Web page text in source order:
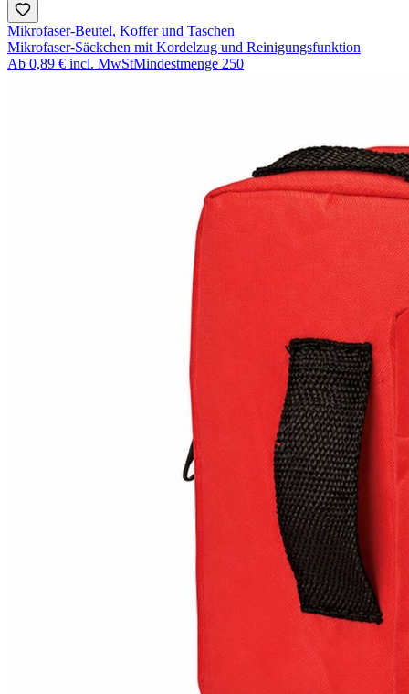
Mikrofaser-Beutel, Koffer und Taschen
Mikrofaser-Säckchen mit Kordelzug und Reinigungsfunktion
Ab 0,89 € incl. MwStMindestmenge 250